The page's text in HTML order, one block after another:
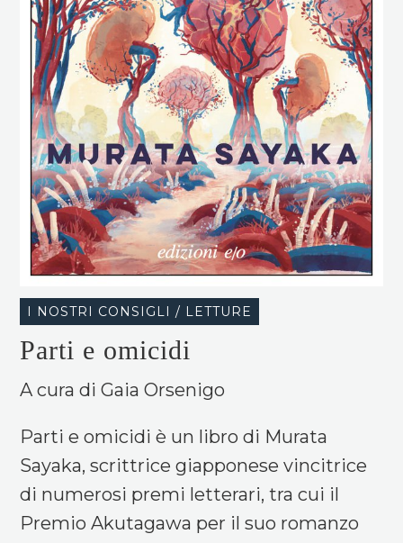
I NOSTRI CONSIGLI / LETTURE
Parti e omicidi
A cura di Gaia Orsenigo
Parti e omicidi è un libro di Murata
Sayaka, scrittrice giapponese vincitrice
di numerosi premi letterari, tra cui il
Premio Akutagawa per il suo romanzo